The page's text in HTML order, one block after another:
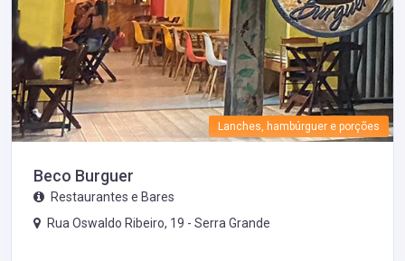
Lanches, hambúrguer e porções
Beco Burguer
Restaurantes e Bares
Rua Oswaldo Ribeiro, 19 - Serra Grande